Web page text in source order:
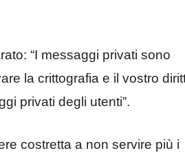
“I messaggi privati sono
la crittografia e il vostro
privati degli utenti”.
costretta a non servire più i